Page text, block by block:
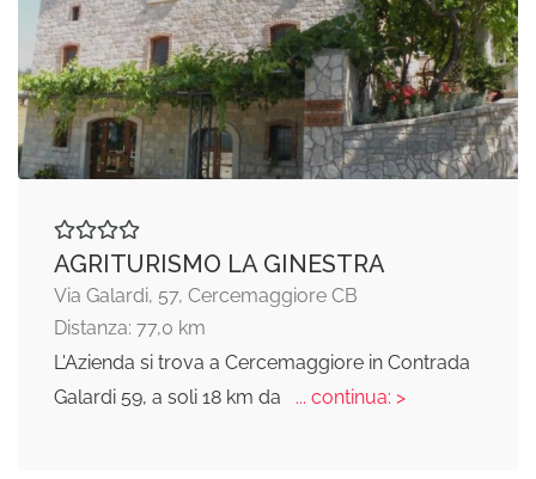
AGRITURISMO LA GINESTRA
Via Galardi, 57, Cercemaggiore CB
Distanza: 77,0 km
L'Azienda si trova a Cercemaggiore in Contrada
Galardi 59, a soli 18 km da
... continua: >